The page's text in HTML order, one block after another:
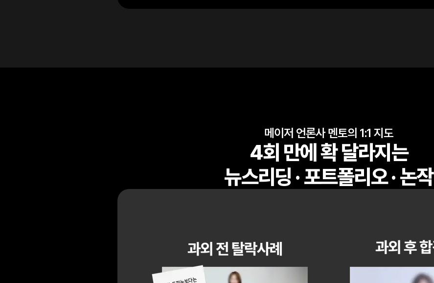
메이저 언론사 멘토의 1:1 지도
4회 만에 확 달라지는
뉴스리딩 · 포트폴리오 · 논작